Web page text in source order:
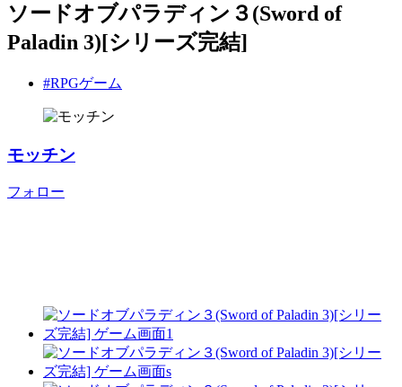
ソードオブパラディン３(Sword of
Paladin 3)[シリーズ完結]
#RPGゲーム
モッチン
フォロー